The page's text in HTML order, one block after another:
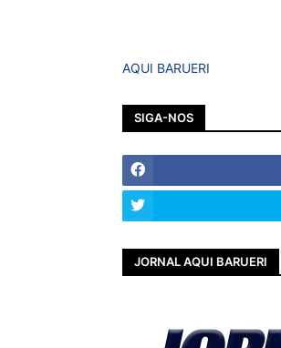
AQUI BARUERI
SIGA-NOS
JORNAL AQUI BARUERI